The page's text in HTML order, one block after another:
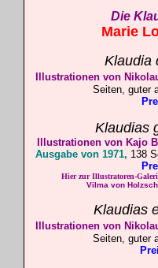
Die
Marie
Klaudia
Illustrationen von
Seiten, guter
Klaudias
Illustrationen von Kajo
Ausgabe von 1971, 138
Hier zur Illustratoren-
Vilma von
Klaudias
Illustrationen von
Seiten, guter